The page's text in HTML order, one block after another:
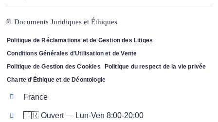
📄 Documents Juridiques et Éthiques
Politique de Réclamations et de Gestion des Litiges
Conditions Générales d'Utilisation et de Vente
Politique de Gestion des Cookies
Politique du respect de la vie privée
Charte d'Éthique et de Déontologie
France
🇫🇷 Ouvert — Lun-Ven 8:00-20:00